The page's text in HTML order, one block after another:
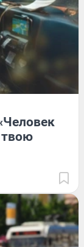
твою